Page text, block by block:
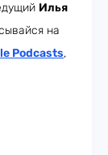
Илья
на
Podcasts,